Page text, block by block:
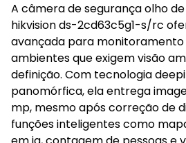
A câmera de segurança olho de
hikvision ds-2cd63c5g1-s/rc
avançada para monitoramento
ambientes que exigem visão
definição. Com tecnologia
panomórfica, ela entrega
mp, mesmo após correção de
funções inteligentes como